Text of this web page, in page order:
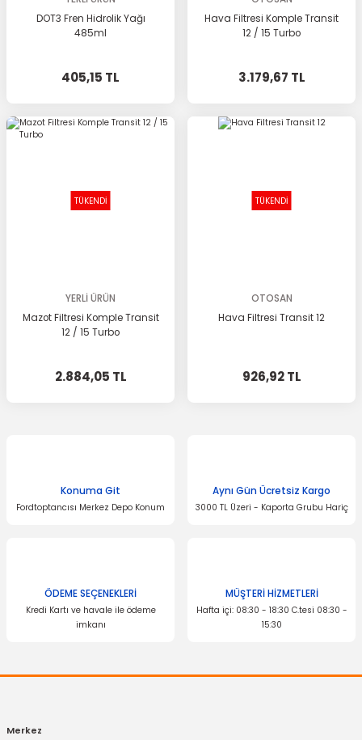
DOT3 Fren Hidrolik Yağı
485ml
405,15 TL
Hava Filtresi Komple Transit
12 / 15 Turbo
3.179,67 TL
TÜKENDİ
YERLİ ÜRÜN
Mazot Filtresi Komple Transit
12 / 15 Turbo
2.884,05 TL
TÜKENDİ
OTOSAN
Hava Filtresi Transit 12
926,92 TL
Konuma Git
Fordtoptancısı Merkez Depo Konum
Aynı Gün Ücretsiz Kargo
3000 TL Üzeri - Kaporta Grubu Hariç
ÖDEME SEÇENEKLERİ
Kredi Kartı ve havale ile ödeme
imkanı
MÜŞTERİ HİZMETLERİ
Hafta içi: 08:30 - 18:30 C.tesi 08:30 -
15:30
Merkez